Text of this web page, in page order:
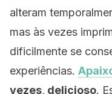
alteram
mas às vezes
dificilmente se
experiências.
vezes, delicioso.